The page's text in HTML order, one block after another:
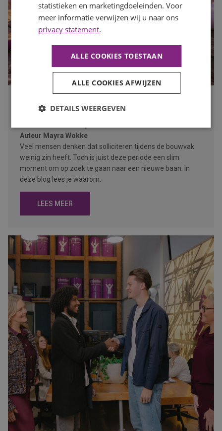
Waarom de bouwvak hét moment is om op zoek te gaan
naar een nieuwe baan
Auteur Mayra Wokke
Veel mensen denken dat solliciteren tijdens de bouwvak
weinig zin heeft. Toch is juist deze periode een slim
moment om op zoek te gaan naar een nieuwe baan. In
deze blog lees je waarom.
LEES MEER
statistieken en marketingdoeleinden. Voor
meer informatie verwijzen wij u naar ons
privacy statement.
ALLE COOKIES TOESTAAN
ALLE COOKIES AFWIJZEN
DETAILS WEERGEVEN